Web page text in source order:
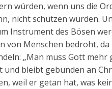
würden, wenn uns die
nicht schützen würden.
Instrument des Bösen
von Menschen bedroht,
„Man muss Gott mehr
und bleibt gebunden an
weil er getan hat, was